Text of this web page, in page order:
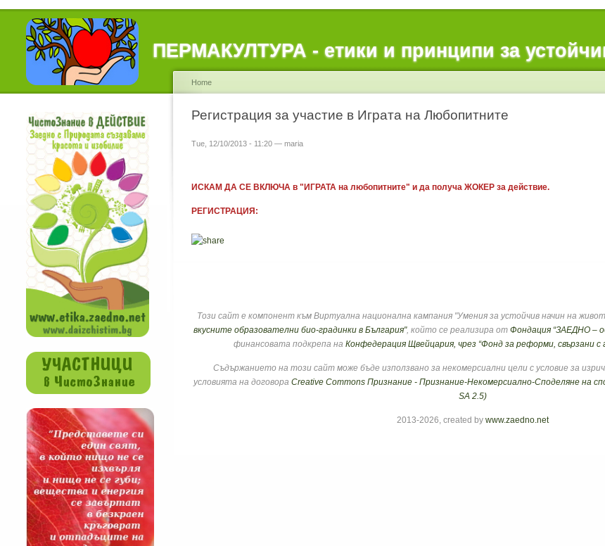
ПЕРМАКУЛТУРА - етики и принципи за
Home
Регистрация за участие в Играта на Любопитните
Tue, 12/10/2013 - 11:20 — maria
ИСКАМ ДА СЕ ВКЛЮЧА в "ИГРАТА на любопитните" и да получа ЖОКЕР за действие.
РЕГИСТРАЦИЯ:
Този сайт е компонент към Виртуална национална кампания "Умения за устойчив начин на
вкусните образователни био-градинки в България", който се реализира от Фондация “ЗАЕДНО –
финансовата подкрепа на Конфедерация Щвейцария, чрез “Фонд за реформи, свързани
Съдържанието на този сайт може бъде използвано за некомерсиални цели с условие за
условията на договора Creative Commons Признание - Признание-Некомерсиално-Споделяне на
SA 2.5)
2013-2026, created by www.zaedno.net